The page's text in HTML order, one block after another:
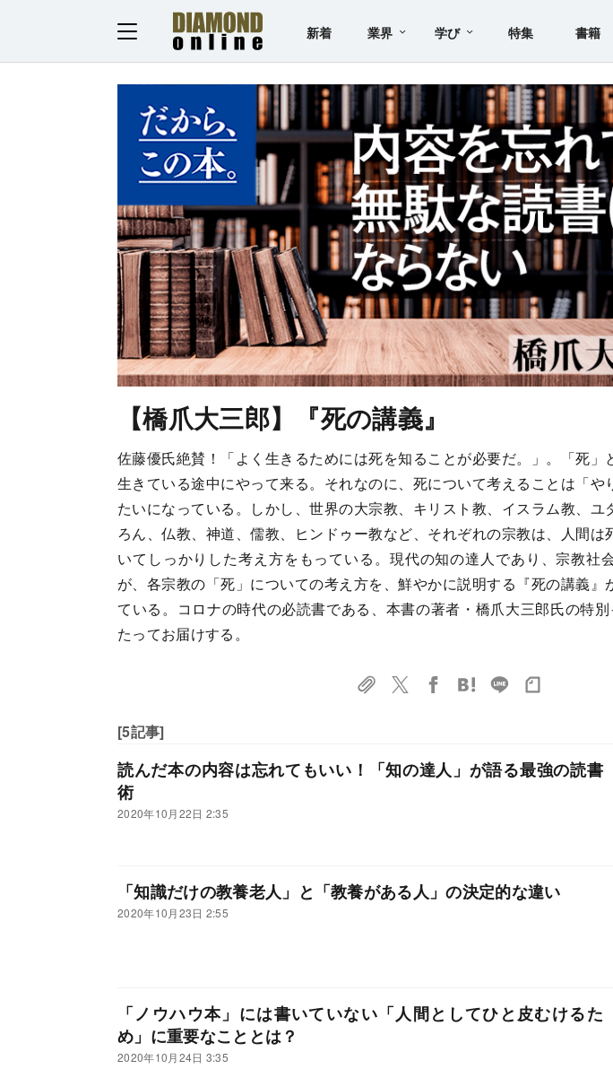
新着 業界 学び 特集 書籍
【橋爪大三郎】『死の講義』
佐藤優氏絶賛！「よく生きるためには死を知ることが必要だ。」。「死」
生きている途中にやって来る。それなのに、死について考えることは「や
たいになっている。しかし、世界の大宗教、キリスト教、イスラム教、ユ
ろん、仏教、神道、儒教、ヒンドゥー教など、それぞれの宗教は、人間は
いてしっかりした考え方をもっている。現代の知の達人であり、宗教社
が、各宗教の「死」についての考え方を、鮮やかに説明する『死の講義』
ている。コロナの時代の必読書である、本書の著者・橋爪大三郎氏の特
たってお届けする。
[5記事]
読んだ本の内容は忘れてもいい！「知の達人」が語る最強の読書
術
2020年10月22日 2:35
「知識だけの教養老人」と「教養がある人」の決定的な違い
2020年10月23日 2:55
「ノウハウ本」には書いていない「人間としてひと皮むけるた
め」に重要なこととは？
2020年10月24日 3:35